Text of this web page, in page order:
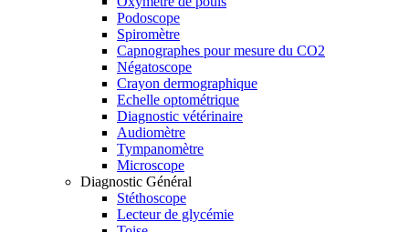
Podoscope
Spiromètre
Capnographes pour mesure du CO2
Négatoscope
Crayon dermographique
Echelle optométrique
Diagnostic vétérinaire
Audiomètre
Tympanomètre
Microscope
Diagnostic Général
Stéthoscope
Lecteur de glycémie